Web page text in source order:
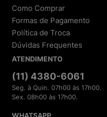
Como Comprar
Formas de Pagamento
Política de Troca
Dúvidas Frequentes
ATENDIMENTO
(11) 4380-6061
Seg. à Quin. 07h00 às 17h00.
Sex. 08h00 às 17h00.